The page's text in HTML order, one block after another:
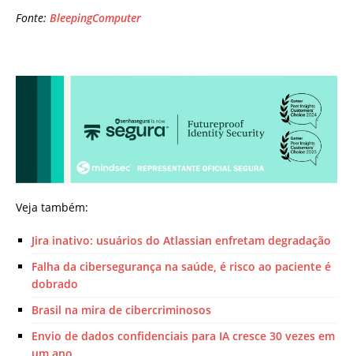
Fonte: BleepingComputer
Veja também:
Jira inativo: usuários do Atlassian enfretam degradação
Falha da cibersegurança na saúde, é risco ao paciente é
dobrado
Brasil na mira de cibercriminosos
Envio de dados confidenciais para IA cresce 30 vezes em